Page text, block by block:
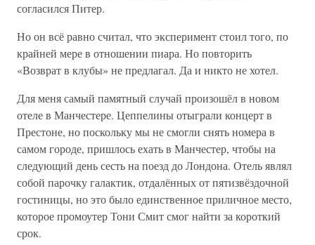
согласился Питер.
Но он всё равно считал, что эксперимент стоил того, по
крайней мере в отношении пиара. Но повторить
«Возврат в клубы» не предлагал. Да и никто не хотел.
Для меня самый памятный случай произошёл в новом
отеле в Манчестере. Цеппелины отыграли концерт в
Престоне, но поскольку мы не смогли снять номера в
самом городе, пришлось ехать в Манчестер, чтобы на
следующий день сесть на поезд до Лондона. Отель являл
собой парочку галактик, отдалённых от пятизвёздочной
гостиницы, но это было единственное приличное место,
которое промоутер Тони Смит смог найти за короткий
срок.